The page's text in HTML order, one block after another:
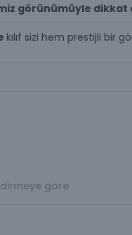
görünümüyle dikkat
kılıf sizi hem prestijli bir
göre